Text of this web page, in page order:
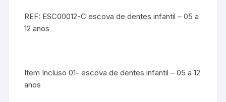
REF: ESC00012-C escova de dentes infantil – 05 a
12 anos
Item Incluso 01- escova de dentes infantil – 05 a 12
anos